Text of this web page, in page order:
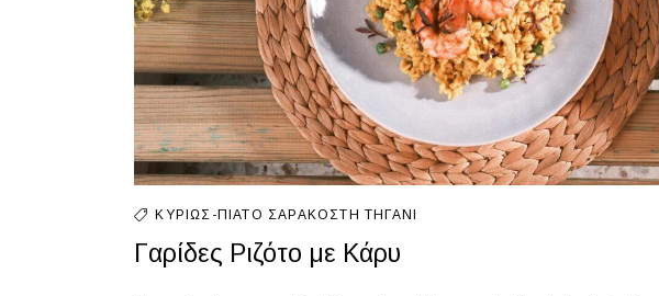
ΚΥΡΊΩΣ-ΠΙΆΤΟ ΣΑΡΑΚΟΣΤΉΤΗΓΆΝΙ
Γαρίδες Ριζότο με Κάρυ